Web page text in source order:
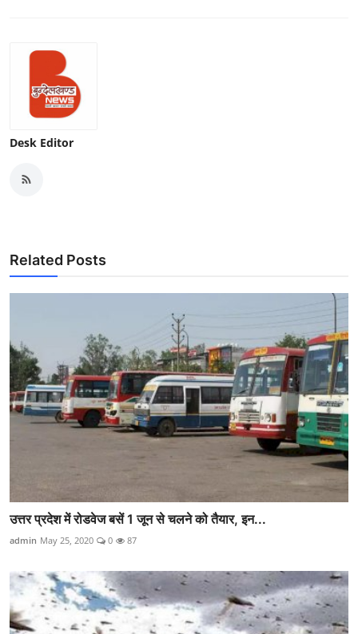
Desk Editor
Related Posts
उत्तर प्रदेश में रोडवेज बसें 1 जून से चलने को तैयार, इन...
admin May 25, 2020 0 87